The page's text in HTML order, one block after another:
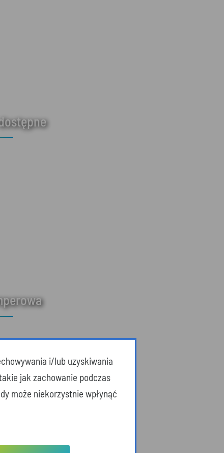
i/lub uzyskiwania
jak zachowanie podczas
może niekorzystnie wpłynąć